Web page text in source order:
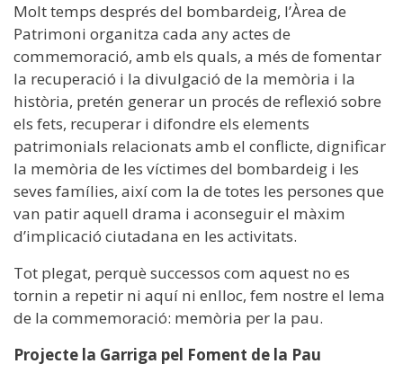
Molt temps després del bombardeig, l’Àrea de
Patrimoni organitza cada any actes de
commemoració, amb els quals, a més de fomentar
la recuperació i la divulgació de la memòria i la
història, pretén generar un procés de reflexió sobre
els fets, recuperar i difondre els elements
patrimonials relacionats amb el conflicte, dignificar
la memòria de les víctimes del bombardeig i les
seves famílies, així com la de totes les persones que
van patir aquell drama i aconseguir el màxim
d’implicació ciutadana en les activitats.
Tot plegat, perquè successos com aquest no es
tornin a repetir ni aquí ni enlloc, fem nostre el lema
de la commemoració: memòria per la pau.
Projecte la Garriga pel Foment de la Pau